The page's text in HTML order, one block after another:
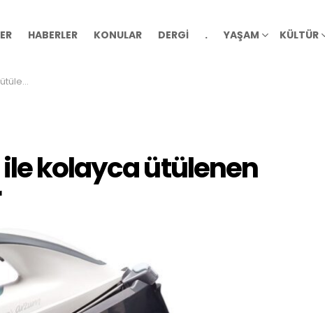
HABERLER KONULAR DERGİ . YAŞAM KÜLTÜR
kolayca ütülenen